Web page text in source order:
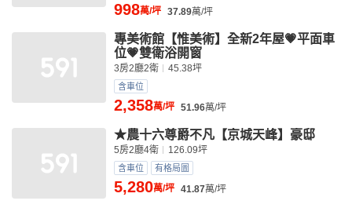
998萬/坪 37.89萬/坪
專美術館【惟美術】全新2年屋💗平面車
位💗雙衛浴開窗
3房2廳2衛 45.38坪
含車位
2,358萬/坪 51.96萬/坪
★農十六尊爵不凡【京城天峰】豪邸
5房2廳4衛 126.09坪
含車位 有格局圖
5,280萬/坪 41.87萬/坪